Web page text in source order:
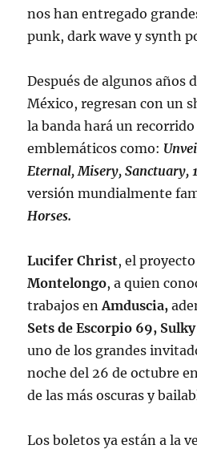
nos han entregado
punk, dark wave y synth
Después de algunos años
México, regresan con un
la banda hará un
emblemáticos como:
Eternal, Misery, Sanctuary,
versión mundialmente
Horses.
Lucifer Christ, el
Montelongo, a quien
trabajos enAmduscia,
Sets de Escorpio 69,
uno de los grandes
noche del 26 de octubre
de las más oscuras y
Los boletos ya están a la